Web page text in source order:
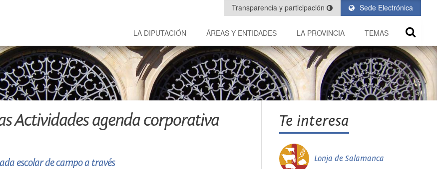
Sede Electrónica
Transparencia y participación
LA DIPUTACIÓN ÁREAS Y ENTIDADES LA PROVINCIA TEMAS
Actividades agenda corporativa
escolar de campo a través
Te interesa
Lonja de Salamanca